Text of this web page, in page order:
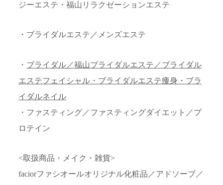
ジーエステ・福山リラクゼーションエステ
・ブライダルエステ／メンズエステ
・ ブライダル／福山ブライダルエステ／ブライダル
エステフェイシャル・ブライダルエステ痩身・ブラ
イダルネイル
・ファスティング／ファスティングダイエット／プ
ロテイン
<取扱商品・メイク・雑貨>
faciorファシオールオリジナル化粧品／アドソーブ／